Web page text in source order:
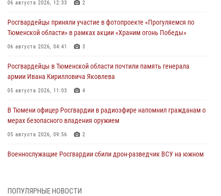
06 августа 2026, 12:33 2
Росгвардейцы приняли участие в фотопроекте «Прогуляемся по
Тюменской области» в рамках акции «Храним огонь Победы»
06 августа 2026, 04:41 3
Росгвардейцы в Тюменской области почтили память генерала
армии Ивана Кирилловича Яковлева
05 августа 2026, 11:03 4
В Тюмени офицер Росгвардии в радиоэфире напомнил гражданам о
мерах безопасного владения оружием
05 августа 2026, 09:56 2
Военнослужащие Росгвардии сбили дрон-разведчик ВСУ на южном
ПОПУЛЯРНЫЕ НОВОСТИ